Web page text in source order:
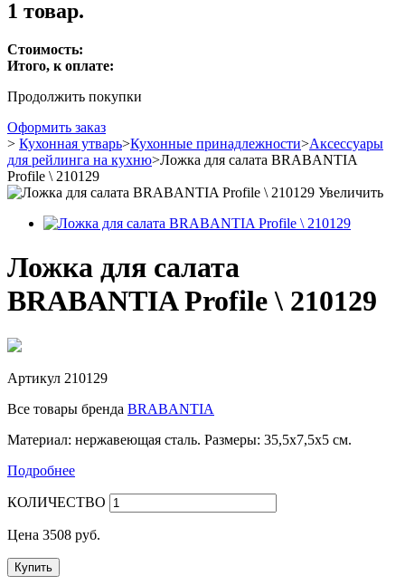
1 товар.
Стоимость:
Итого, к оплате:
Продолжить покупки
Оформить заказ
> Кухонная утварь>Кухонные принадлежности>Аксессуары
для рейлинга на кухню>Ложка для салата BRABANTIA
Profile \ 210129
Увеличить
Ложка для салата
BRABANTIA Profile \ 210129
Артикул 210129
Все товары бренда BRABANTIA
Материал: нержавеющая сталь. Размеры: 35,5х7,5х5 см.
Подробнее
КОЛИЧЕСТВО
Цена 3508 руб.
Купить